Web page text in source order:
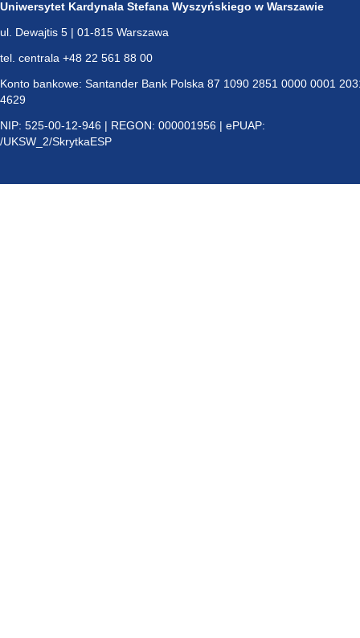
Uniwersytet Kardynała Stefana Wyszyńskiego w Warszawie
ul. Dewajtis 5 | 01-815 Warszawa
tel. centrala +48 22 561 88 00
Konto bankowe: Santander Bank Polska 87 1090 2851 0000 0001
4629
NIP: 525-00-12-946 | REGON: 000001956 | ePUAP:
/UKSW_2/SkrytkaESP